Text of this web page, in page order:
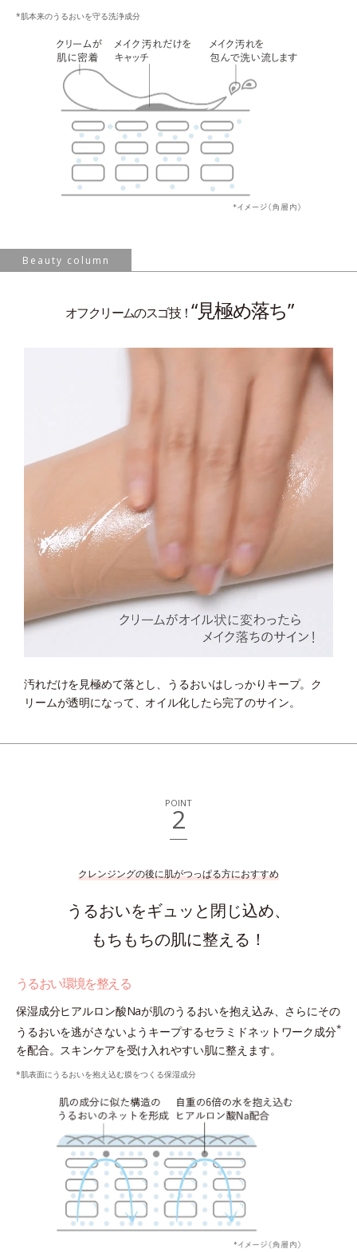
*肌本来のうるおいを守る洗浄成分
Beauty column
オフクリームのスゴ技！“見極め落ち”
汚れだけを見極めて落とし、うるおいはしっかりキープ。 ク
リームが透明になって、オイル化したら完了のサイン。
POINT
2
クレンジングの後に肌がつっぱる方におすすめ
うるおいをギュッと閉じ込め、
もちもちの肌に整える！
うるおい環境を整える
保湿成分ヒアルロン酸Naが肌のうるおいを抱え込み、さらにその
うるおいを逃がさないようキープするセラミドネットワーク成分*
を配合。スキンケアを受け入れやすい肌に整えます。
*肌表面にうるおいを抱え込む膜をつくる保湿成分